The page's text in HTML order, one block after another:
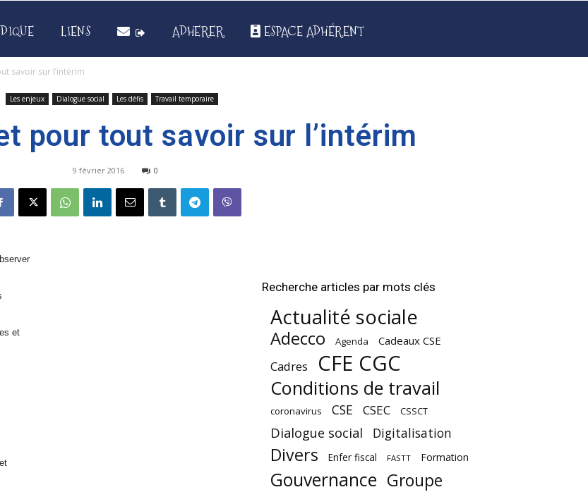
LIENS ADHERER ESPACE ADHÉRENT
savoir sur l’intérim
Les enjeux Dialogue social Les défis Travail temporaire
pour tout savoir sur l’intérim
9 février 2016 0
et
Recherche articles par mots clés
Actualité sociale
Adecco Agenda Cadeaux CSE
Cadres CFE CGC
Conditions de travail
coronavirus CSE CSEC CSSCT
Dialogue social Digitalisation
Divers Enfer fiscal FASTT Formation
Gouvernance Groupe